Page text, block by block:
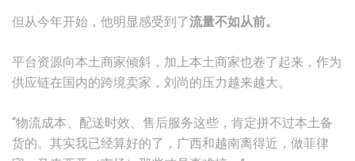
但从今年开始，他明显感受到了流量不如从前。
平台资源向本土商家倾斜，加上本土商家也卷了起来，作为
供应链在国内的跨境卖家，刘尚的压力越来越大。
“物流成本、配送时效、售后服务这些，肯定拼不过本土备
货的。其实我已经算好的了，广西和越南离得近，做菲律